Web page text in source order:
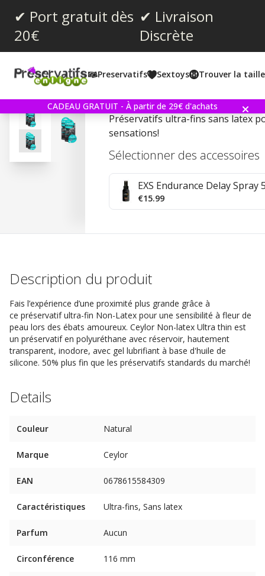
✔ Port gratuit dès
20€
✔ Livraison
Discrète
Preservatifs Sextoys Trouver la
CADEAU GRATUIT - À partir de 29€ d'achats
Note moyenne:
4.3 votes:
29
Ceylor Non-Latex Ultra
Préservatifs ultra-fins sans latex
sensations!
Sélectionner des accessoires
EXS Endurance Delay Spray
€15.99
Description du produit
Fais l’expérience d’une proximité plus grande grâce à
ce préservatif ultra-fin Non-Latex pour une sensibilité à fleur de
peau lors des ébats amoureux. Ceylor Non-latex Ultra thin est
un préservatif en polyuréthane avec réservoir, hautement
transparent, inodore, avec gel lubrifiant à base d'huile de
silicone. 50% plus fin que les préservatifs standards du marché!
Details
Couleur Natural
Marque Ceylor
EAN 0678615584309
Caractéristiques Ultra-fins, Sans latex
Parfum Aucun
Circonférence 116 mm